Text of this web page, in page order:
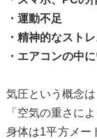
・運動不足
・精神的なスト
・エアコンの中
気圧という概念は
「空気の重さに
身体は1平方メー